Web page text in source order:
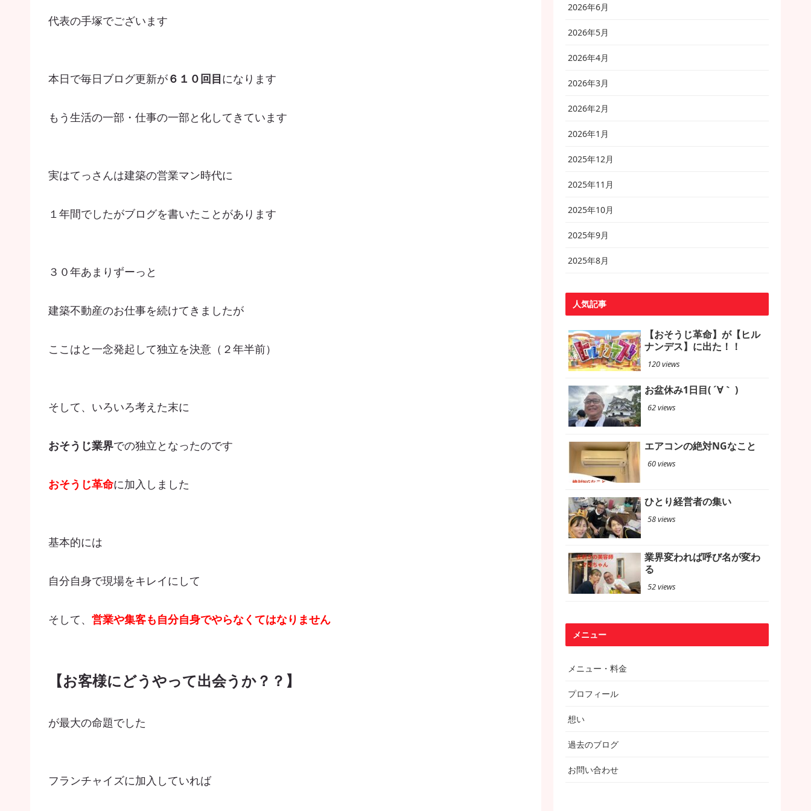
代表の手塚でございます
本日で毎日ブログ更新が６１０回目になります
もう生活の一部・仕事の一部と化してきています
実はてっさんは建築の営業マン時代に
１年間でしたがブログを書いたことがあります
３０年あまりずーっと
建築不動産のお仕事を続けてきましたが
ここはと一念発起して独立を決意（２年半前）
そして、いろいろ考えた末に
おそうじ業界での独立となったのです
おそうじ革命に加入しました
基本的には
自分自身で現場をキレイにして
そして、営業や集客も自分自身でやらなくてはなりません
【お客様にどうやって出会うか？？】
が最大の命題でした
フランチャイズに加入していれば
2026年6月
2026年5月
2026年4月
2026年3月
2026年2月
2026年1月
2025年12月
2025年11月
2025年10月
2025年9月
2025年8月
人気記事
【おそうじ革命】が【ヒル
ナンデス】に出た！！
120 views
お盆休み1日目( ´∀｀ )
62 views
エアコンの絶対NGなこと
60 views
ひとり経営者の集い
58 views
業界変われば呼び名が変わ
る
52 views
メニュー
メニュー・料金
プロフィール
想い
過去のブログ
お問い合わせ